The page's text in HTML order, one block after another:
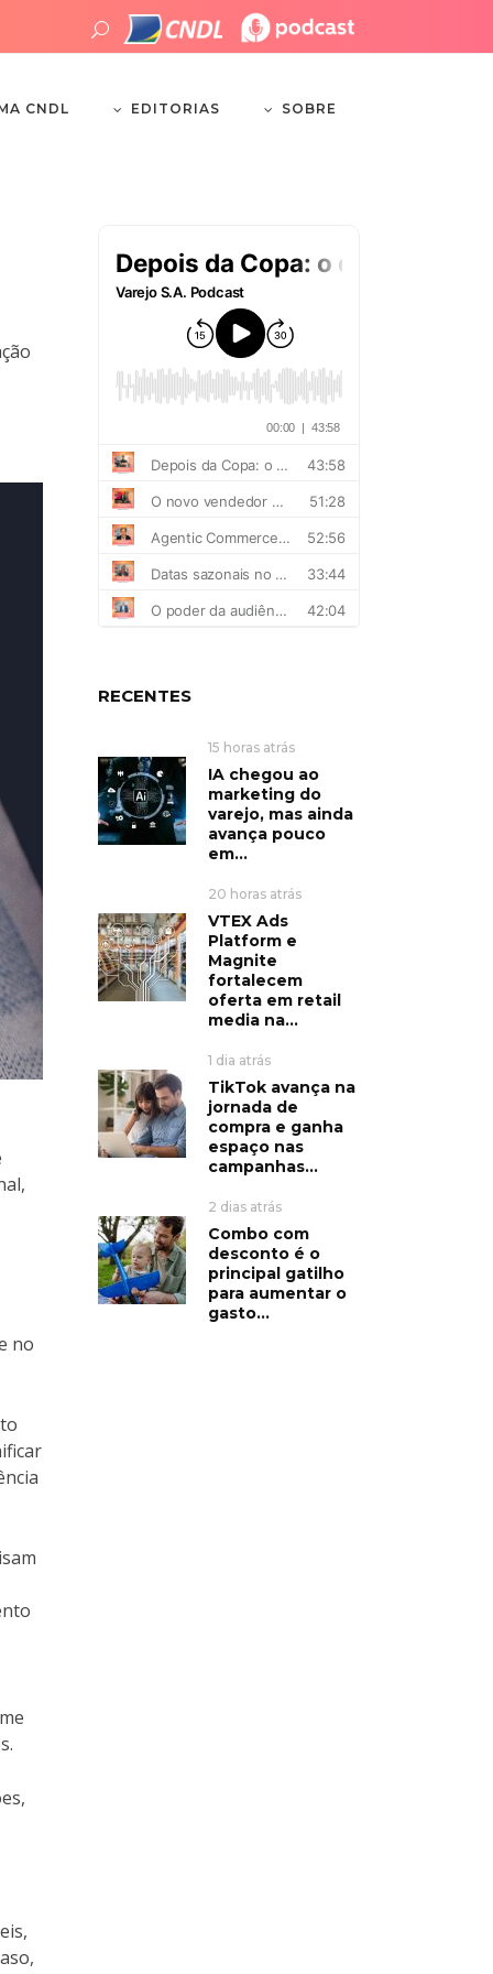
CNDL EDITORIAS SOBRE
no
RECENTES
15 horas atrás
IA chegou ao
marketing do
varejo, mas ainda
avança pouco
em...
20 horas atrás
VTEX Ads
Platform e
Magnite
fortalecem
oferta em retail
media na...
1 dia atrás
TikTok avança na
jornada de
compra e ganha
espaço nas
campanhas...
2 dias atrás
Combo com
desconto é o
principal gatilho
para aumentar o
gasto...